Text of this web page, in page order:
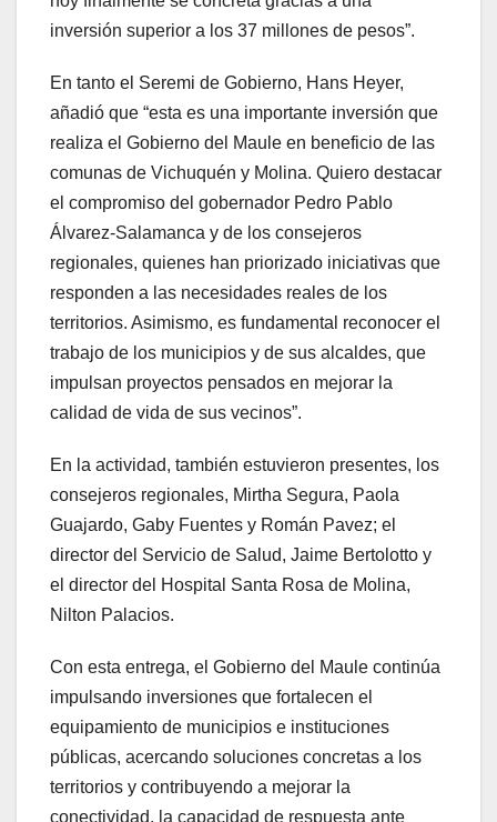
inversión superior a los 37 millones de pesos”.
En tanto el Seremi de Gobierno, Hans Heyer,
añadió que “esta es una importante inversión que
realiza el Gobierno del Maule en beneficio de las
comunas de Vichuquén y Molina. Quiero destacar
el compromiso del gobernador Pedro Pablo
Álvarez-Salamanca y de los consejeros
regionales, quienes han priorizado iniciativas que
responden a las necesidades reales de los
territorios. Asimismo, es fundamental reconocer el
trabajo de los municipios y de sus alcaldes, que
impulsan proyectos pensados en mejorar la
calidad de vida de sus vecinos”.
En la actividad, también estuvieron presentes, los
consejeros regionales, Mirtha Segura, Paola
Guajardo, Gaby Fuentes y Román Pavez; el
director del Servicio de Salud, Jaime Bertolotto y
el director del Hospital Santa Rosa de Molina,
Nilton Palacios.
Con esta entrega, el Gobierno del Maule continúa
impulsando inversiones que fortalecen el
equipamiento de municipios e instituciones
públicas, acercando soluciones concretas a los
territorios y contribuyendo a mejorar la
conectividad, la capacidad de respuesta ante